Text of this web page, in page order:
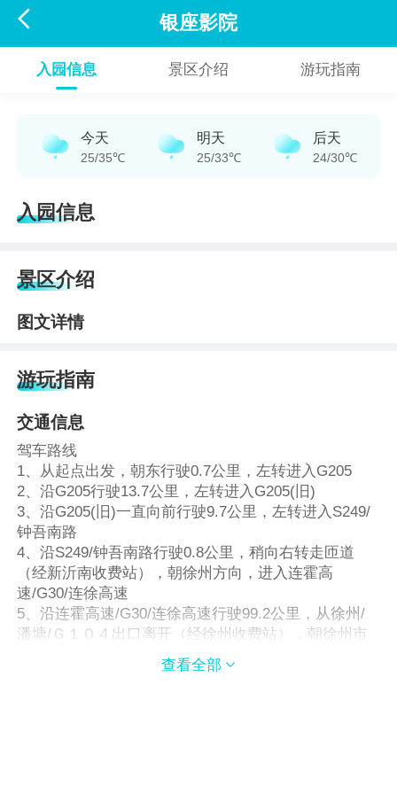
 银座影院
入园信息 景区介绍 游玩指南
今天
25/35℃
明天
25/33℃
后天
24/30℃
入园信息
景区介绍
图文详情
游玩指南
交通信息
驾车路线
1、从起点出发，朝东行驶0.7公里，左转进入G205
2、沿G205行驶13.7公里，左转进入G205(旧)
3、沿G205(旧)一直向前行驶9.7公里，左转进入S249/
钟吾南路
4、沿S249/钟吾南路行驶0.8公里，稍向右转走匝道
（经新沂南收费站），朝徐州方向，进入连霍高
速/G30/连徐高速
5、沿连霍高速/G30/连徐高速行驶99.2公里，从徐州/
潘塘/Ｇ１０４出口离开（经徐州收费站），朝徐州市
6、沿G104一直向前行驶12.0公里，左转进入和平路
查看全部 